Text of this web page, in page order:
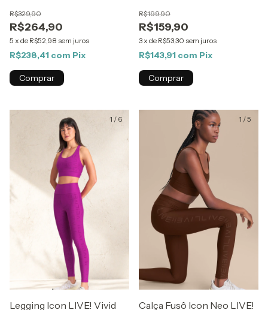
R$264,90
R$329,90
5 x de R$52,98 sem juros
R$238,41 com Pix
Comprar
R$159,90
R$199,90
3x de R$53,30 sem juros
R$143,91 com Pix
Comprar
1 / 6
Legging Icon LIVE! Vivid
1 /5
Calça Fusô Icon Neo LIVE!